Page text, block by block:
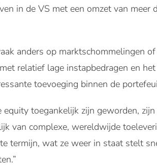
in de VS met een omzet van meer
anders op marktschommelingen
relatief lage instapbedragen en
toevoeging binnen de
equity toegankelijk zijn geworden,
van complexe, wereldwijde
termijn, wat ze weer in staat stelt